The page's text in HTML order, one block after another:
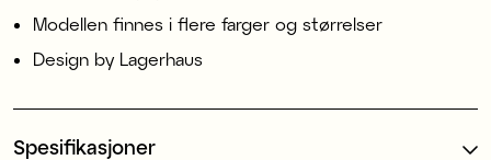
Modellen finnes i flere farger og størrelser
Design by Lagerhaus
Spesifikasjoner